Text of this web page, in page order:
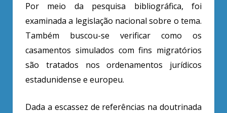
Por meio da pesquisa bibliográfica, foi
examinada a legislação nacional sobre o tema.
Também buscou-se verificar como os
casamentos simulados com fins migratórios
são tratados nos ordenamentos jurídicos
estadunidense e europeu.
Dada a escassez de referências na doutrinada